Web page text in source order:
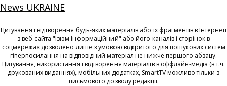
News UKRAINE
Цитування і відтворення будь-яких матеріалів або їх фрагментів в Інтернеті
з веб-сайта "Ізюм Інформаційний" або його каналів і сторінок в
соцмережах дозволено лише з умовою відкритого для пошукових систем
гіперпосилання на відповідний матеріал не нижче першого абзацу.
Цитування, використання і відтворення матеріалів в оффлайн-медіа (в т.ч.
друкованих виданнях), мобільних додатках, SmartTV можливо тільки з
письмового дозволу редакції.